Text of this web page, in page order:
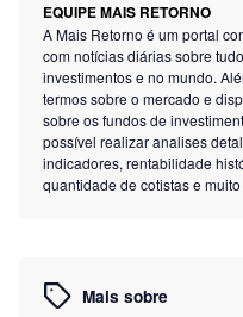
EQUIPE MAIS RETORNO
A Mais Retorno é um portal
com notícias diárias sobre
investimentos e no mundo.
termos sobre o mercado e
sobre os fundos de
possível realizar analises
indicadores, rentabilidade
quantidade de cotistas e
Mais sobre